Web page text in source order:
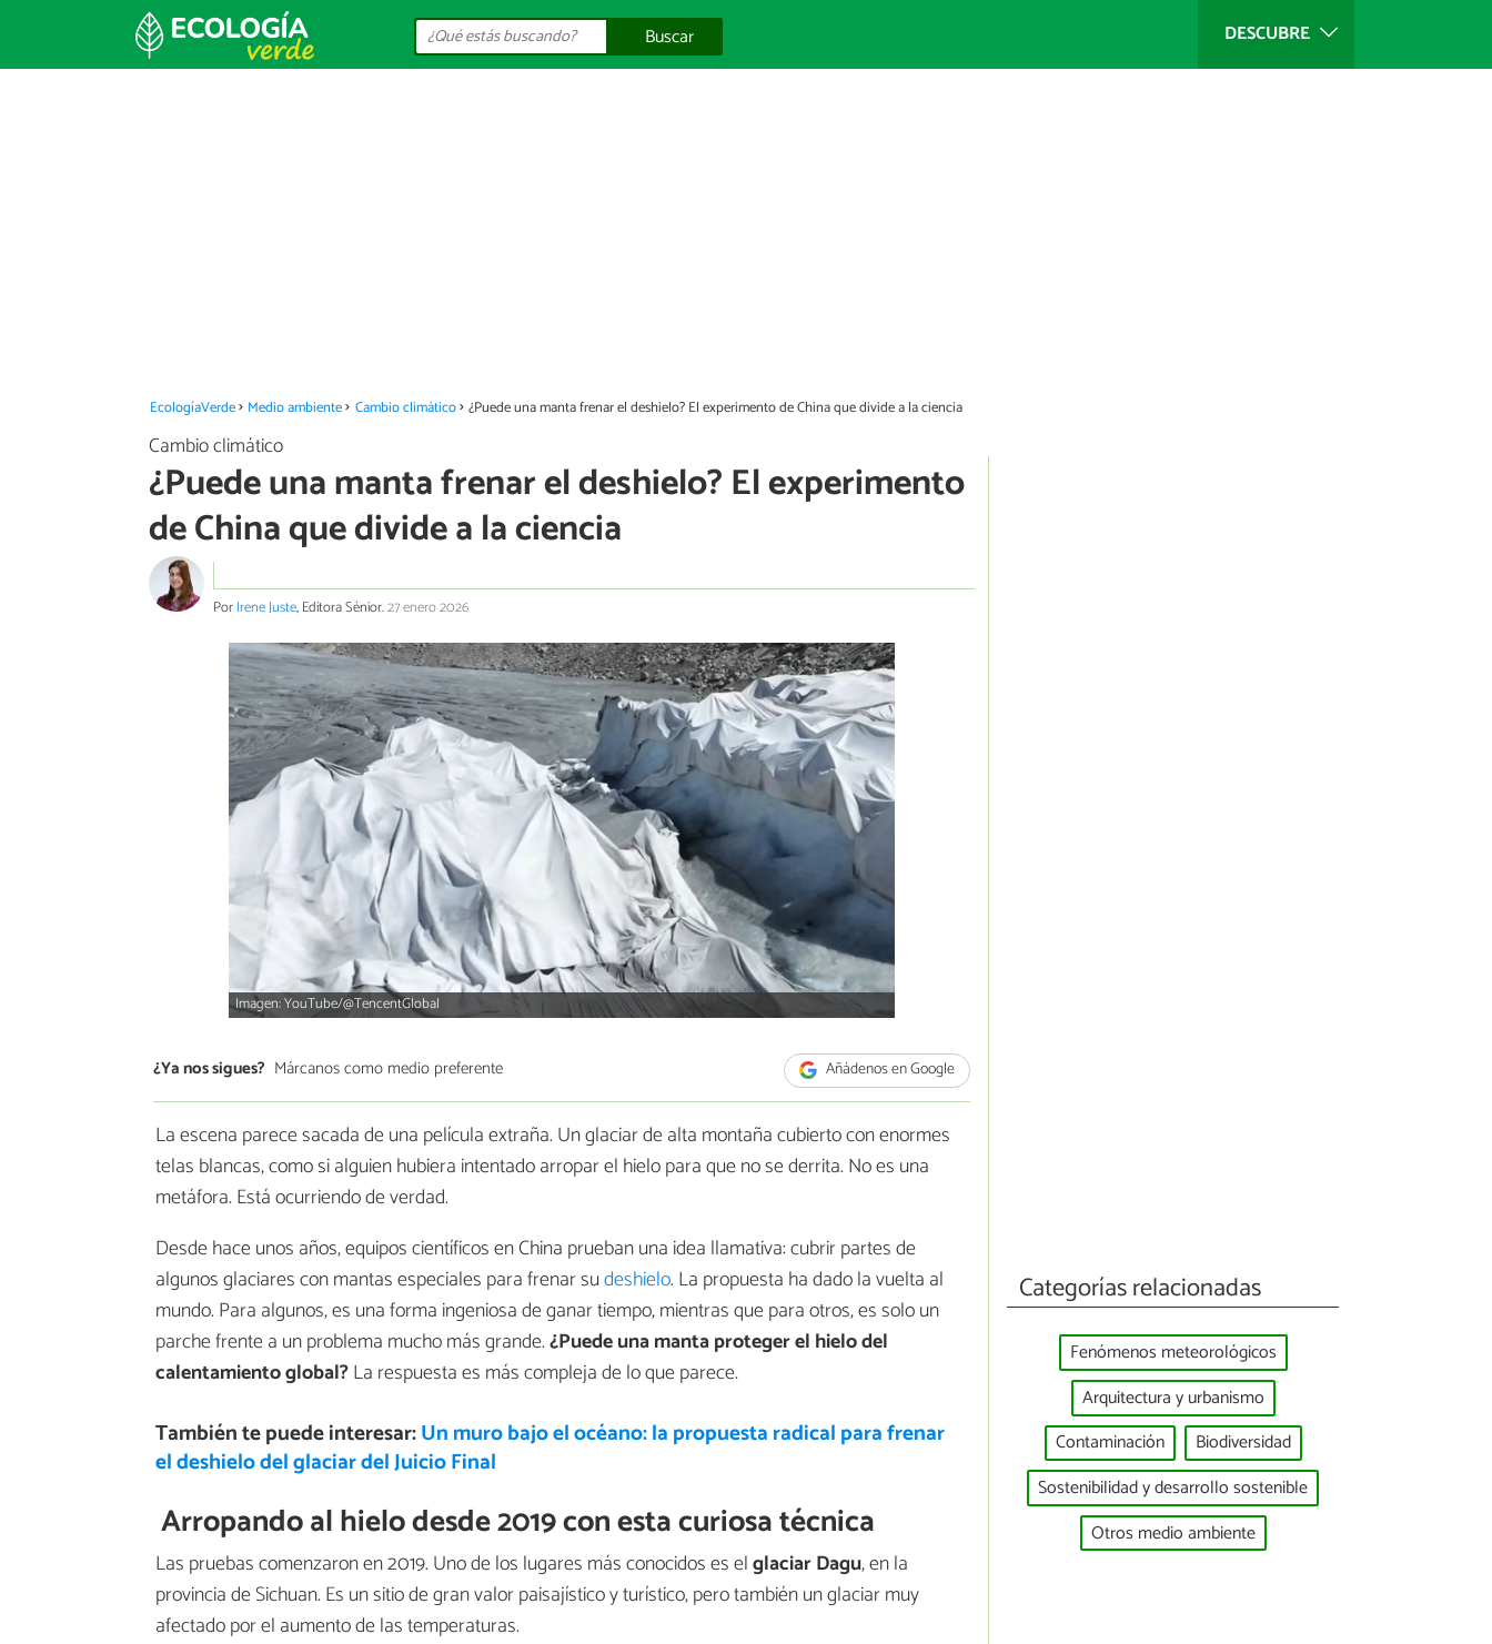
DESCUBRE
Buscar
EcologíaVerde Medio ambiente Cambio climático ¿Puede una manta frenar el deshielo? El experimento de China que divide a la ciencia
Cambio climático
¿Puede una manta frenar el deshielo? El experimento
de China que divide a la ciencia
PorIrene Juste, Editora Sénior.27 enero 2026
Imagen: YouTube/@TencentGlobal
¿Ya nos sigues? Márcanos como medio preferente Añádenos en Google
La escena parece sacada de una película extraña. Un glaciar de alta montaña cubierto con enormes
telas blancas, como si alguien hubiera intentado arropar el hielo para que no se derrita. No es una
metáfora. Está ocurriendo de verdad.
Desde hace unos años, equipos científicos en China prueban una idea llamativa: cubrir partes de
algunos glaciares con mantas especiales para frenar sudeshielo. La propuesta ha dado la vuelta al
mundo. Para algunos, es una forma ingeniosa de ganar tiempo, mientras que para otros, es solo un
parche frente a un problema mucho más grande.¿Puede una manta proteger el hielo del
calentamiento global?La respuesta es más compleja de lo que parece.
También te puede interesar:Un muro bajo el océano: la propuesta radical para frenar
el deshielo del glaciar del Juicio Final
Arropando al hielo desde 2019 con esta curiosa técnica
Las pruebas comenzaron en 2019. Uno de los lugares más conocidos es elglaciar Dagu, en la
provincia de Sichuan. Es un sitio de gran valor paisajístico y turístico, pero también un glaciar muy
afectado por el aumento de las temperaturas.
Categorías relacionadas
Fenómenos meteorológicos
Arquitectura y urbanismo
Contaminación
Biodiversidad
Sostenibilidad y desarrollo sostenible
Otros medio ambiente